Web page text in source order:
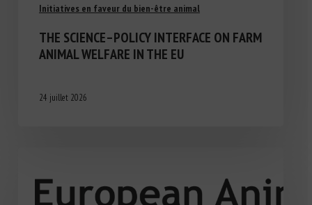
Initiatives en faveur du bien-être animal
THE SCIENCE–POLICY INTERFACE ON FARM
ANIMAL WELFARE IN THE EU
24 juillet 2026